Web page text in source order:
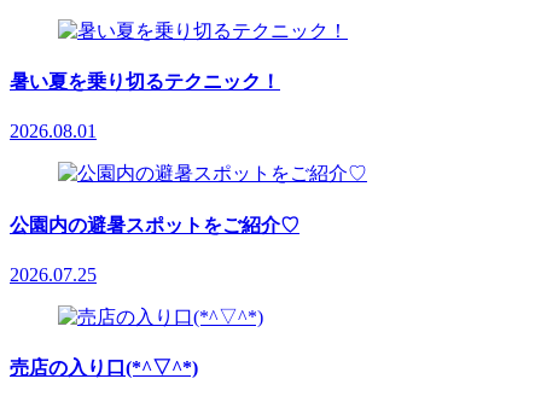
暑い夏を乗り切るテクニック！
2026.08.01
公園内の避暑スポットをご紹介♡
2026.07.25
売店の入り口(*^▽^*)